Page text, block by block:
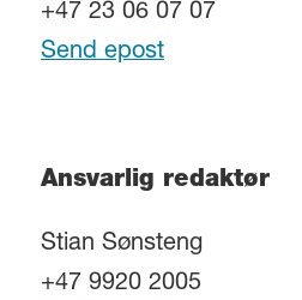
+47 23 06 07 07
Send epost
Ansvarlig redaktør
Stian Sønsteng
+47 9920 2005